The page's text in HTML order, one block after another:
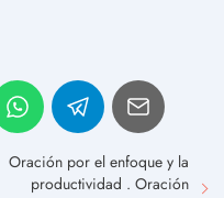
Oración por el enfoque y la
productividad . Oración